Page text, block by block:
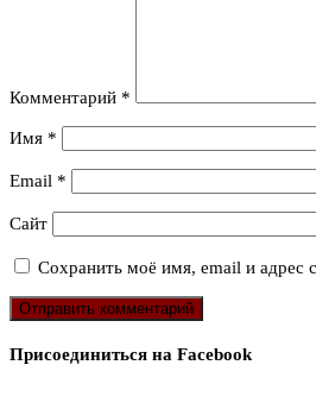
Комментарий *
Имя *
Email *
Сайт
Сохранить моё имя, email и адрес
Присоединиться на Facebook